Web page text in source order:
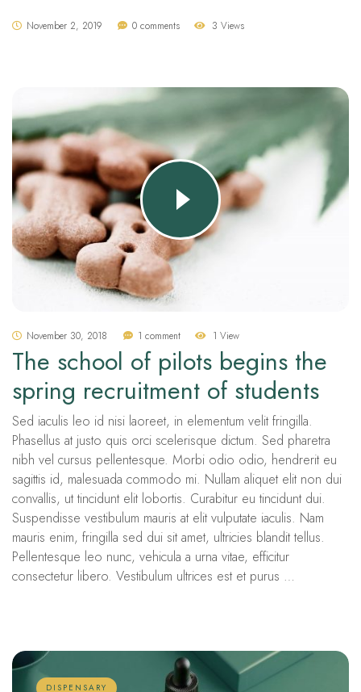
November 2, 2019 0 comments 3 Views
November 30, 2018 1 comment 1 View
The school of pilots begins the
spring recruitment of students
Sed iaculis leo id nisi laoreet, in elementum velit fringilla.
Phasellus at justo quis orci scelerisque dictum. Sed pharetra
nibh vel cursus pellentesque. Morbi odio odio, hendrerit eu
sagittis id, malesuada commodo mi. Nullam aliquet elit non dui
convallis, ut tincidunt elit lobortis. Curabitur eu tincidunt dui.
Suspendisse vestibulum mauris at elit vulputate iaculis. Nam
mauris enim, fringilla sed dui sit amet, ultricies blandit tellus.
Pellentesque leo nunc, vehicula a urna vitae, efficitur
consectetur libero. Vestibulum ultrices est et purus …
DISPENSARY